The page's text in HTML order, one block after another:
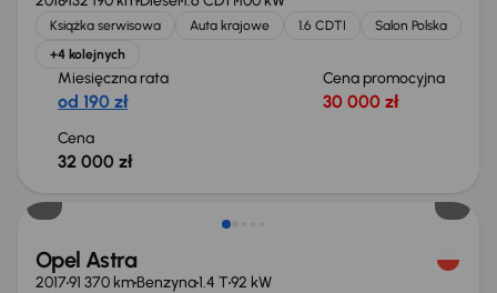
Książka serwisowa Auta krajowe 1.6 CDTI
Salon Polska
+4 kolejnych
Miesięczna rata
od 190 zł
Cena promocyjna
30 000 zł
Cena
32 000 zł
Opel Astra
201791 370 kmBenzyna1.4 T92 kW